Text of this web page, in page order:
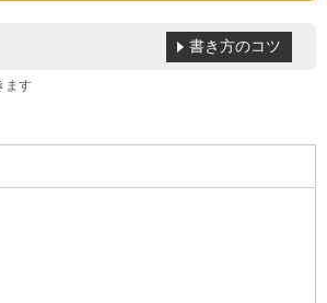
ます
書き方のコツ